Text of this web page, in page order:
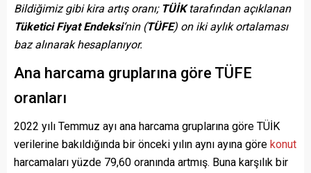
Bildiğimiz gibi kira artış oranı; TÜİKtarafından açıklanan
Tüketici Fiyat Endeksi‘nin (TÜFE) on iki aylık ortalaması
baz alınarak hesaplanıyor.
Ana harcama gruplarına göre TÜFE
oranları
2022 yılı Temmuz ayı ana harcama gruplarına göre TÜİK
verilerine bakıldığında bir önceki yılın aynı ayına göre konut
harcamaları yüzde 79,60 oranında artmış. Buna karşılık bir